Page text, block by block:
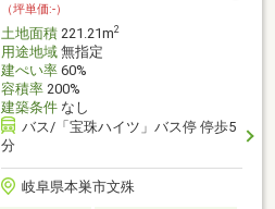
（坪単価:-）
土地面積221.21m2
用途地域無指定
建ぺい率60%
容積率200%
建築条件なし
バス/「宝珠ハイツ」バス停 停歩5
分
岐阜県本巣市文殊